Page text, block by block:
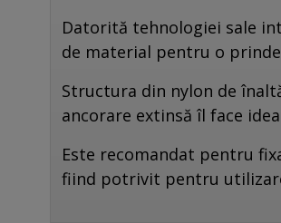
Datorită tehnologiei sale
de material pentru o
Structura din nylon de
ancorare extinsă îl face
Este recomandat pentru
fiind potrivit pentru